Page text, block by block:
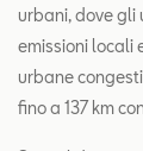
urbani, dove gli
emissioni locali
urbane
fino a 137 km